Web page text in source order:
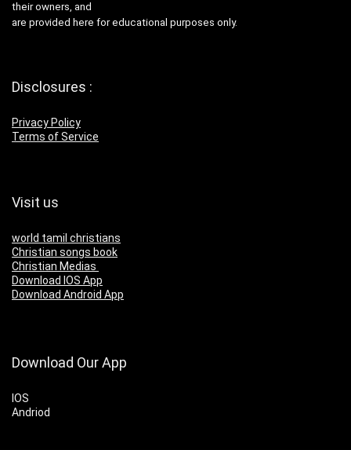
their owners, and
are provided here for educational purposes only.
Disclosures :
Privacy Policy
Terms of Service
Visit us
world tamil christians
Christian songs book
Christian Medias
Download IOS App
Download Android App
Download Our App
IOS
Andriod